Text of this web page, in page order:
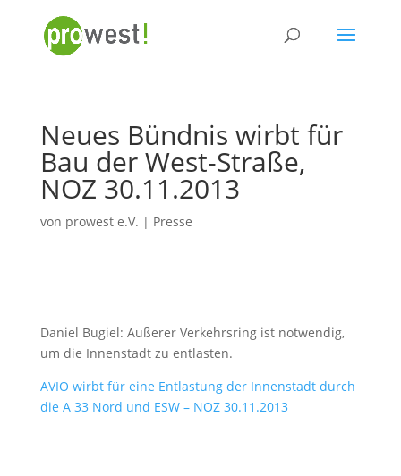
Neues Bündnis wirbt für
Bau der West-Straße,
NOZ 30.11.2013
von prowest e.V. | Presse
Daniel Bugiel: Äußerer Verkehrsring ist notwendig,
um die Innenstadt zu entlasten.
AVIO wirbt für eine Entlastung der Innenstadt durch
die A 33 Nord und ESW – NOZ 30.11.2013